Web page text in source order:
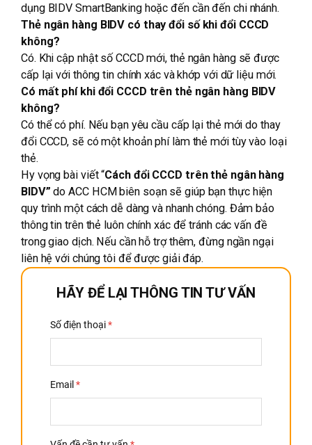
dụng BIDV SmartBanking hoặc đến cần đến chi nhánh.
Thẻ ngân hàng BIDV có thay đổi số khi đổi CCCD
không?
Có. Khi cập nhật số CCCD mới, thẻ ngân hàng sẽ được
cấp lại với thông tin chính xác và khớp với dữ liệu mới.
Có mất phí khi đổi CCCD trên thẻ ngân hàng BIDV
không?
Có thể có phí. Nếu bạn yêu cầu cấp lại thẻ mới do thay
đổi CCCD, sẽ có một khoản phí làm thẻ mới tùy vào loại
thẻ.
Hy vọng bài viết “Cách đổi CCCD trên thẻ ngân hàng
BIDV” doACC HCM biên soạn sẽ giúp bạn thực hiện
quy trình một cách dễ dàng và nhanh chóng. Đảm bảo
thông tin trên thẻ luôn chính xác để tránh các vấn đề
trong giao dịch. Nếu cần hỗ trợ thêm, đừng ngần ngại
liên hệ với chúng tôi để được giải đáp.
HÃY ĐỂ LẠI THÔNG TIN TƯ VẤN